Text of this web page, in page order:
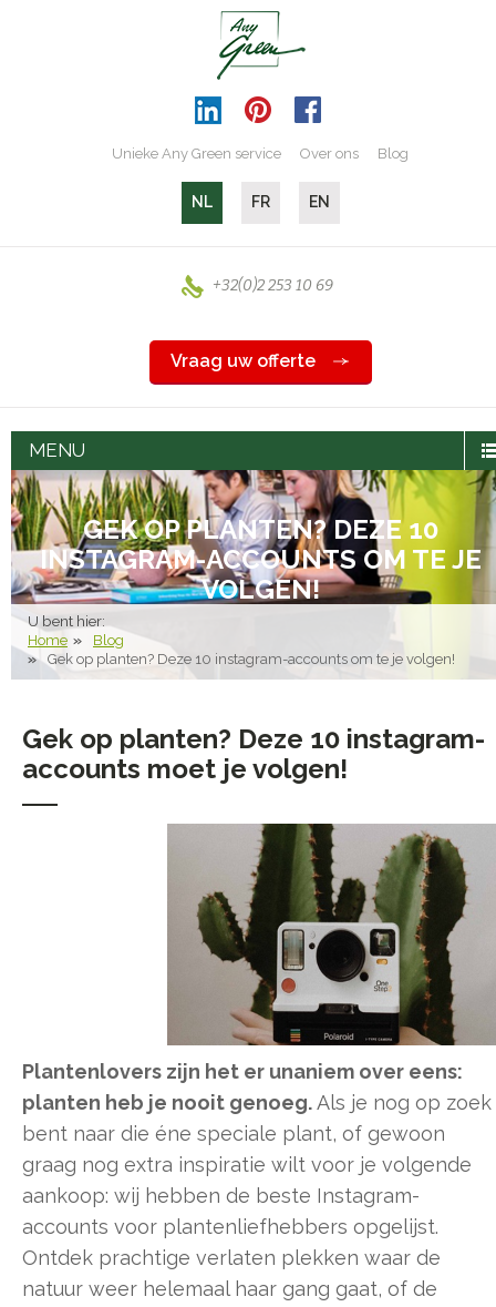
Unieke Any Green service Over ons Blog
NL FR EN
+32(0)2 253 10 69
Vraag uw offerte
MENU
GEK OP PLANTEN? DEZE 10
INSTAGRAM-ACCOUNTS OM TE JE
VOLGEN!
U bent hier:
Home
Blog
Gek op planten? Deze 10 instagram-accounts om te je volgen!
Gek op planten? Deze 10 instagram-
accounts moet je volgen!
Plantenlovers zijn het er unaniem over eens:
planten heb je nooit genoeg.Als je nog op zoek
bent naar die éne speciale plant, of gewoon
graag nog extra inspiratie wilt voor je volgende
aankoop: wij hebben de beste Instagram-
accounts voor plantenliefhebbers opgelijst.
Ontdek prachtige verlaten plekken waar de
natuur weer helemaal haar gang gaat, of de